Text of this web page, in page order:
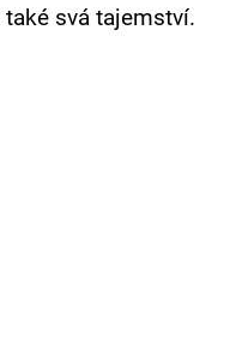
svá tajemství.